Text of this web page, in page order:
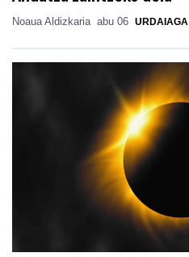
Noaua Aldizkaria abu 06 URDAIAGA